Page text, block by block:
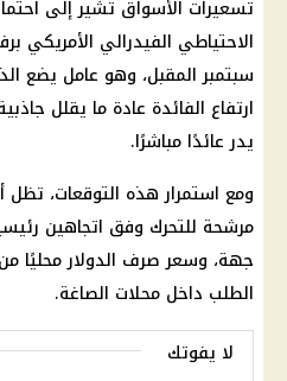
الاحتياطي الفيدرالي الأمريكي
سبتمبر المقبل، وهو عامل يضع
ارتفاع الفائدة عادة ما يقلل
يدر عائدًا مباشرًا.
ومع استمرار هذه التوقعات،
مرشحة للتحرك وفق اتجاهين
جهة، وسعر صرف الدولار محليًا
الطلب داخل محلات الصاغة.
لا يفوتك